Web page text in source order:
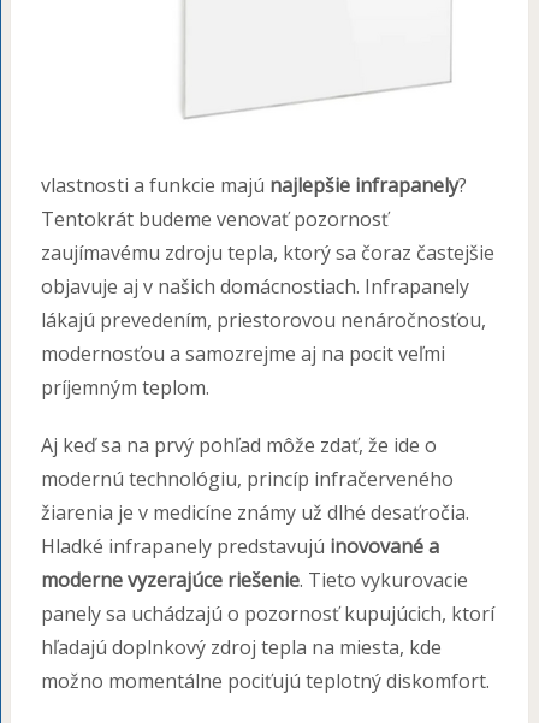
vlastnosti a funkcie majú najlepšie infrapanely?
Tentokrát budeme venovať pozornosť
zaujímavému zdroju tepla, ktorý sa čoraz častejšie
objavuje aj v našich domácnostiach. Infrapanely
lákajú prevedením, priestorovou nenáročnosťou,
modernosťou a samozrejme aj na pocit veľmi
príjemným teplom.
Aj keď sa na prvý pohľad môže zdať, že ide o
modernú technológiu, princíp infračerveného
žiarenia je v medicíne známy už dlhé desaťročia.
Hladké infrapanely predstavujú inovované a
moderne vyzerajúce riešenie. Tieto vykurovacie
panely sa uchádzajú o pozornosť kupujúcich, ktorí
hľadajú doplnkový zdroj tepla na miesta, kde
možno momentálne pociťujú teplotný diskomfort.